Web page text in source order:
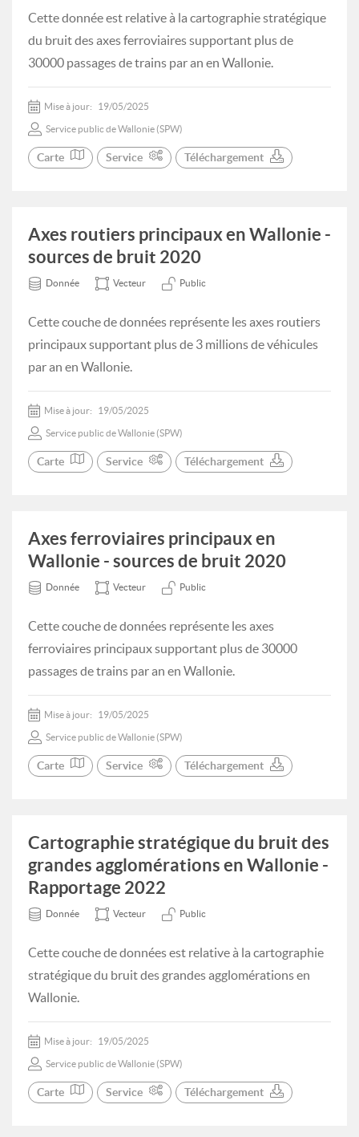
Cette donnée est relative à la cartographie stratégique
du bruit des axes ferroviaires supportant plus de
30000 passages de trains par an en Wallonie.
Mise à jour: 19/05/2025
Service public de Wallonie (SPW)
Carte Service Téléchargement
Axes routiers principaux en Wallonie -
sources de bruit 2020
Donnée Vecteur Public
Cette couche de données représente les axes routiers
principaux supportant plus de 3 millions de véhicules
par an en Wallonie.
Mise à jour: 19/05/2025
Service public de Wallonie (SPW)
Carte Service Téléchargement
Axes ferroviaires principaux en
Wallonie - sources de bruit 2020
Donnée Vecteur Public
Cette couche de données représente les axes
ferroviaires principaux supportant plus de 30000
passages de trains par an en Wallonie.
Mise à jour: 19/05/2025
Service public de Wallonie (SPW)
Carte Service Téléchargement
Cartographie stratégique du bruit des
grandes agglomérations en Wallonie -
Rapportage 2022
Donnée Vecteur Public
Cette couche de données est relative à la cartographie
stratégique du bruit des grandes agglomérations en
Wallonie.
Mise à jour: 19/05/2025
Service public de Wallonie (SPW)
Carte Service Téléchargement